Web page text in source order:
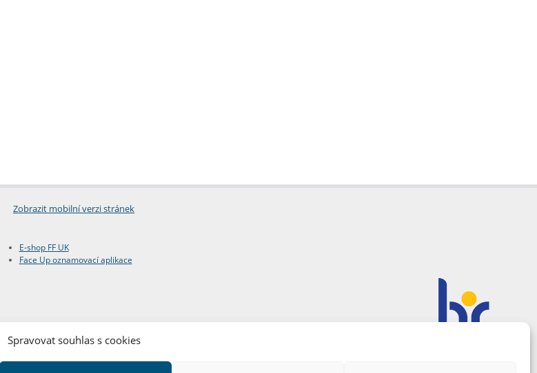
Spravovat souhlas s cookies
Zobrazit mobilní verzi stránek
E-shop FF UK
Face Up oznamovací aplikace